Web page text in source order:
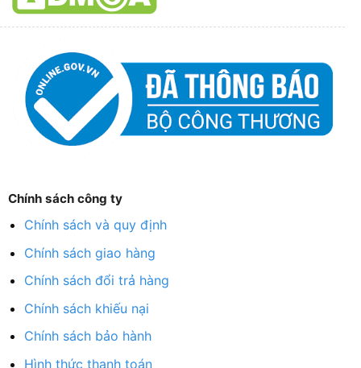
Chính sách công ty
Chính sách và quy định
Chính sách giao hàng
Chính sách đổi trả hàng
Chính sách khiếu nại
Chính sách bảo hành
Hình thức thanh toán